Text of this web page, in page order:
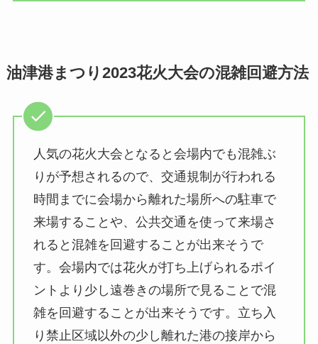
油津港まつり2023花火大会の混雑回避方法
人気の花火大会となると会場内でも混雑ぶ
りが予想されるので、交通規制が行われる
時間までに会場から離れた場所への駐車で
来場することや、公共交通を使って来場さ
れると混雑を回避することが出来そうで
す。会場内では花火が打ち上げられるポイ
ントより少し遠巻きの場所で見ることで混
雑を回避することが出来そうです。立ち入
り禁止区域以外の少し離れた港の接岸から